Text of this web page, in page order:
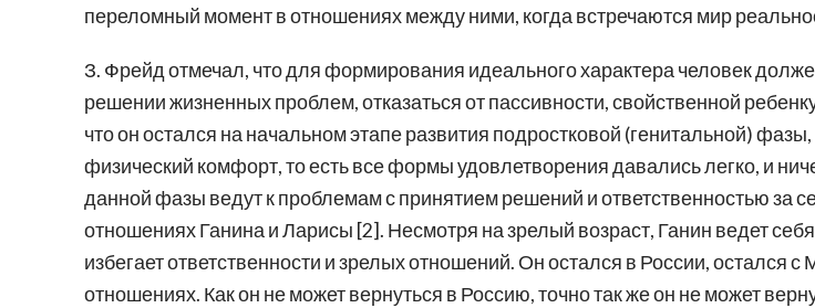
переломный момент в отношениях между ними, когда встречаются мир
З. Фрейд отмечал, что для формирования идеального характера человек
решении жизненных проблем, отказаться от пассивности, свойственной
что он остался на начальном этапе развития подростковой (генитальной)
физический комфорт, то есть все формы удовлетворения давались легко, и
данной фазы ведут к проблемам с принятием решений и ответственностью за
отношениях Ганина и Ларисы [2]. Несмотря на зрелый возраст, Ганин ведет
избегает ответственности и зрелых отношений. Он остался в России, остался
отношениях. Как он не может вернуться в Россию, точно так же он не может